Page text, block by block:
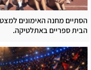
הסתיים מחנה האימונים
הבית ספריים באתלטיקה.